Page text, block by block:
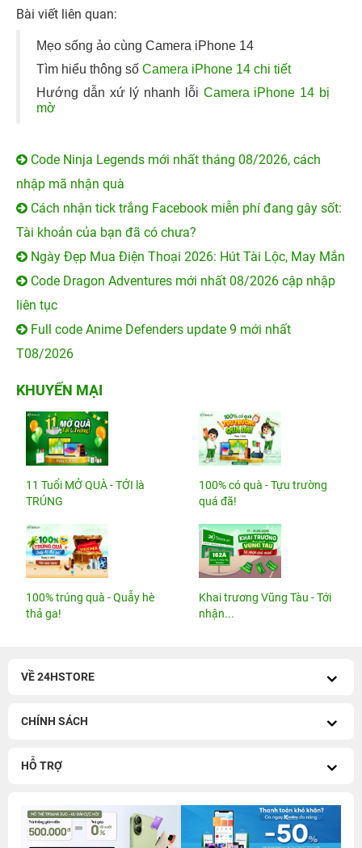
Bài viết liên quan:
Mẹo sống ảo cùng Camera iPhone 14
Tìm hiểu thông số Camera iPhone 14 chi tiết
Hướng dẫn xứ lý nhanh lỗi Camera iPhone 14 bị
mờ
Code Ninja Legends mới nhất tháng 08/2026, cách
nhập mã nhận quà
Cách nhận tick trắng Facebook miễn phí đang gây sốt:
Tài khoản của bạn đã có chưa?
Ngày Đẹp Mua Điện Thoại 2026: Hút Tài Lộc, May Mắn
Code Dragon Adventures mới nhất 08/2026 cập nhập
liên tục
Full code Anime Defenders update 9 mới nhất
T08/2026
KHUYẾN MẠI
11 Tuổi MỞ QUÀ - TỚI là
TRÚNG
100% có quà - Tựu trường
quá đã!
100% trúng quà - Quẫy hè
thả ga!
Khai trương Vũng Tàu - Tới
nhận...
VỀ 24HSTORE
CHÍNH SÁCH
HỖ TRỢ